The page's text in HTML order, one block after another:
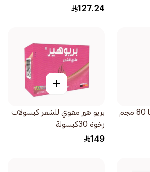
127.24
جاميسون جينكو بيلوبا 80 مجم
+
بريو هير مقوي للشعر كبسولات
رخوة 30كبسولة
149